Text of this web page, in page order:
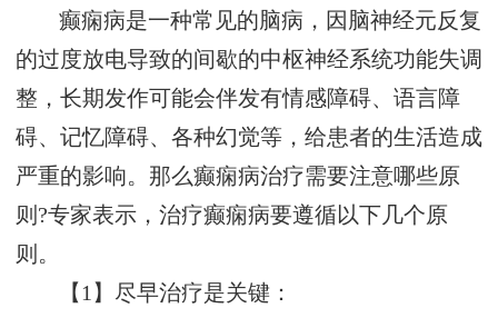
癫痫病是一种常见的脑病，因脑神经元反复
的过度放电导致的间歇的中枢神经系统功能失调
整，长期发作可能会伴发有情感障碍、语言障
碍、记忆障碍、各种幻觉等，给患者的生活造成
严重的影响。那么癫痫病治疗需要注意哪些原
则?专家表示，治疗癫痫病要遵循以下几个原
则。
【1】尽早治疗是关键：